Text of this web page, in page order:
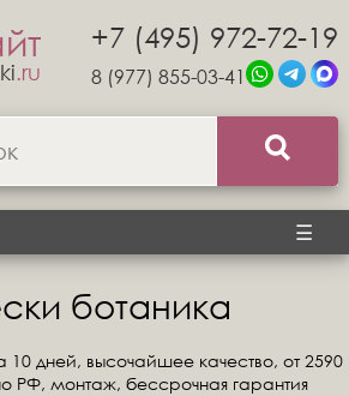
.ru
+7 (495) 972-72-19
8 (977) 855-03-41
☰
ботаника
дней, высочайшее качество, от 2590
РФ, монтаж, бессрочная гарантия